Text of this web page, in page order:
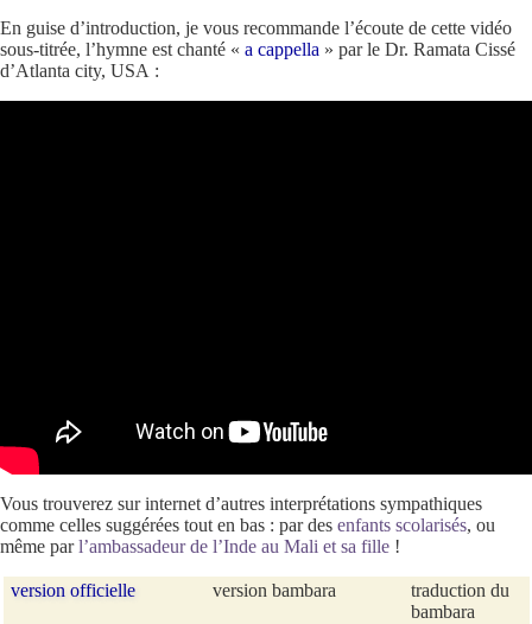
En guise d’introduction, je vous recommande l’écoute de cette vidéo
sous-titrée, l’hymne est chanté « a cappella » par le Dr. Ramata Cissé
d’Atlanta city, USA :
Vous trouverez sur internet d’autres interprétations sympathiques
comme celles suggérées tout en bas : par des enfants scolarisés, ou
même parl’ambassadeur de l’Inde au Mali et sa fille !
version officielle version bambara
traduction du
bambara